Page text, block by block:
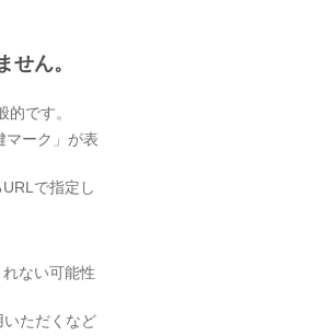
ん。
です。
マーク」が表
で指定し
ない可能性
ただくなど